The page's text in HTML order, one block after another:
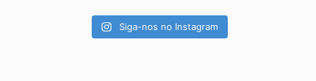
Siga-nos no Instagram